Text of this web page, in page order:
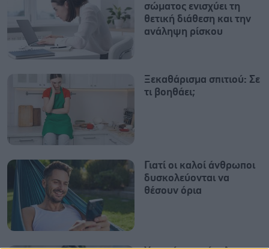
σώματος ενισχύει τη
θετική διάθεση και την
ανάληψη ρίσκου
Ξεκαθάρισμα σπιτιού: Σε
τι βοηθάει;
Γιατί οι καλοί άνθρωποι
δυσκολεύονται να
θέσουν όρια